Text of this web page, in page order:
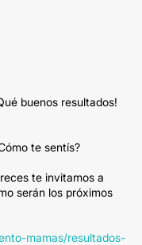
buenos resultados!
te sentís?
te invitamos a
serán los próximos
mamas/resultados-